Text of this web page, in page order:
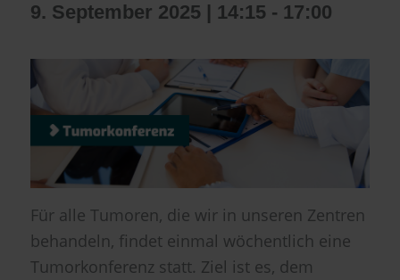
9. September 2025 | 14:15 - 17:00
Für alle Tumoren, die wir in unseren Zentren
behandeln, findet einmal wöchentlich eine
Tumorkonferenz statt. Ziel ist es, dem